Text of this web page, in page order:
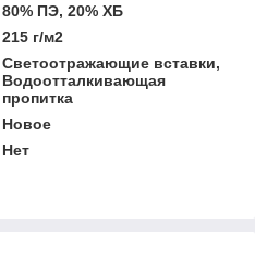
80% ПЭ, 20% ХБ
215 г/м2
Светоотражающие вставки,
Водоотталкивающая
пропитка
Новое
Нет